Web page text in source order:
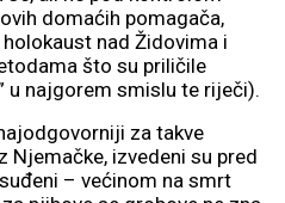
domaćih pomagača,
nad Židovima i
što su priličile
u najgorem smislu te riječi).
za takve
Njemačke, izvedeni su pred
– većinom na smrt